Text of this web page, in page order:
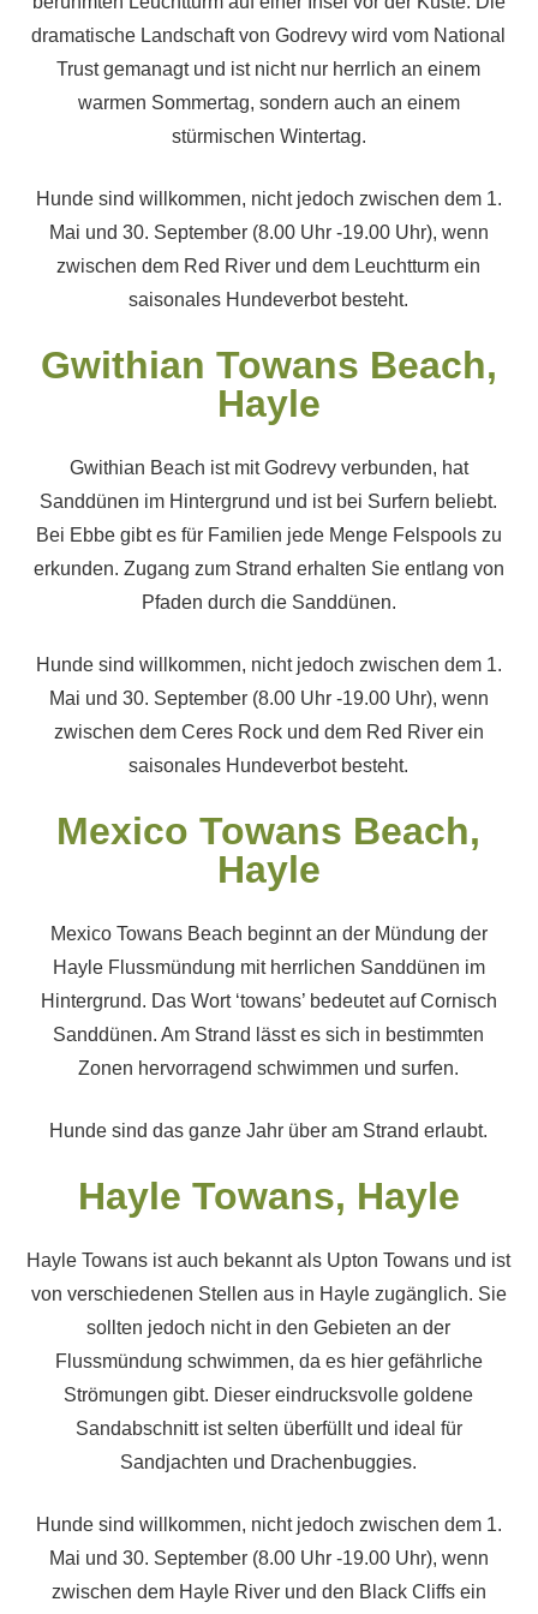
dramatische Landschaft von Godrevy wird vom National
Trust gemanagt und ist nicht nur herrlich an einem
warmen Sommertag, sondern auch an einem
stürmischen Wintertag.
Hunde sind willkommen, nicht jedoch zwischen dem 1.
Mai und 30. September (8.00 Uhr -19.00 Uhr), wenn
zwischen dem Red River und dem Leuchtturm ein
saisonales Hundeverbot besteht.
Gwithian Towans Beach,
Hayle
Gwithian Beach ist mit Godrevy verbunden, hat
Sanddünen im Hintergrund und ist bei Surfern beliebt.
Bei Ebbe gibt es für Familien jede Menge Felspools zu
erkunden. Zugang zum Strand erhalten Sie entlang von
Pfaden durch die Sanddünen.
Hunde sind willkommen, nicht jedoch zwischen dem 1.
Mai und 30. September (8.00 Uhr -19.00 Uhr), wenn
zwischen dem Ceres Rock und dem Red River ein
saisonales Hundeverbot besteht.
Mexico Towans Beach,
Hayle
Mexico Towans Beach beginnt an der Mündung der
Hayle Flussmündung mit herrlichen Sanddünen im
Hintergrund. Das Wort ‘towans’ bedeutet auf Cornisch
Sanddünen. Am Strand lässt es sich in bestimmten
Zonen hervorragend schwimmen und surfen.
Hunde sind das ganze Jahr über am Strand erlaubt.
Hayle Towans, Hayle
Hayle Towans ist auch bekannt als Upton Towans und ist
von verschiedenen Stellen aus in Hayle zugänglich. Sie
sollten jedoch nicht in den Gebieten an der
Flussmündung schwimmen, da es hier gefährliche
Strömungen gibt. Dieser eindrucksvolle goldene
Sandabschnitt ist selten überfüllt und ideal für
Sandjachten und Drachenbuggies.
Hunde sind willkommen, nicht jedoch zwischen dem 1.
Mai und 30. September (8.00 Uhr -19.00 Uhr), wenn
zwischen dem Hayle River und den Black Cliffs ein